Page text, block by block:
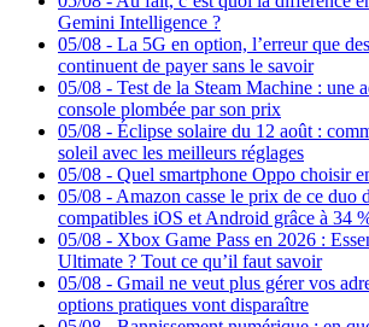
Gemini Intelligence ?
05/08 - La 5G en option, l’erreur que
continuent de payer sans le savoir
05/08 - Test de la Steam Machine : une
console plombée par son prix
05/08 - Éclipse solaire du 12 août :
soleil avec les meilleurs réglages
05/08 - Quel smartphone Oppo choisir
05/08 - Amazon casse le prix de ce duo
compatibles iOS et Android grâce à 34
05/08 - Xbox Game Pass en 2026 :
Ultimate ? Tout ce qu’il faut savoir
05/08 - Gmail ne veut plus gérer vos
options pratiques vont disparaître